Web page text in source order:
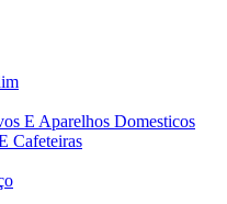
E Aparelhos Domesticos
Cafeteiras